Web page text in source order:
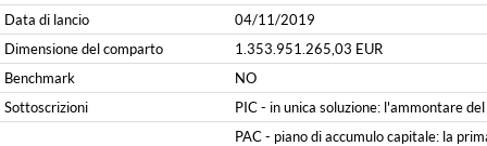
Data di lancio
04/11/2019
Dimensione del comparto
1.353.951.265,03 EUR
Benchmark
NO
Sottoscrizioni
PIC - in unica soluzione: l'ammontare
PAC - piano di accumulo capitale: la